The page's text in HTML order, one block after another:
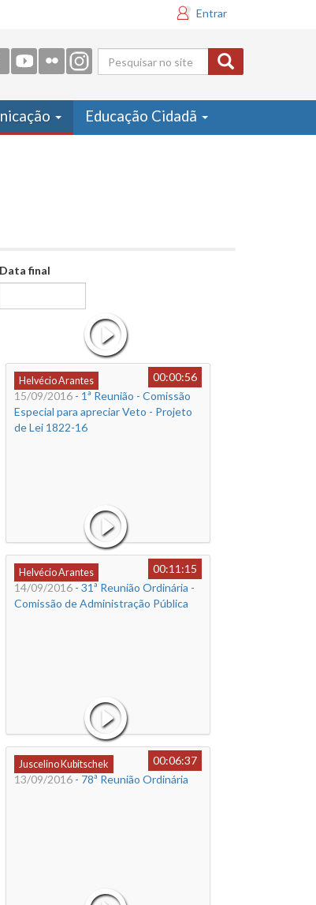
Entrar
Formulário
de busca
Educação Cidadã
Data final
Helvécio Arantes
00:00:56
15/09/2016 - 1ª Reunião - Comissão
Especial para apreciar Veto - Projeto
de Lei 1822-16
Helvécio Arantes
00:11:15
14/09/2016 - 31ª Reunião Ordinária -
Comissão de Administração Pública
Juscelino Kubitschek
00:06:37
13/09/2016 - 78ª Reunião Ordinária